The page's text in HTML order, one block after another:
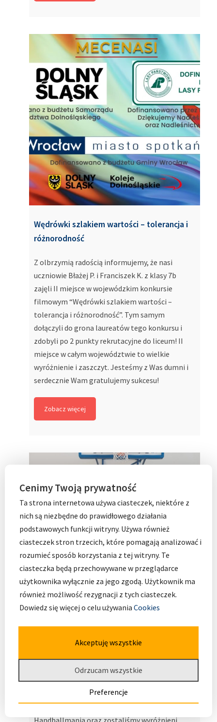
Wędrówki szlakiem wartości – tolerancja i
różnorodność
Z olbrzymią radością informujemy, że nasi
uczniowie Błażej P. i Franciszek K. z klasy 7b
zajęli II miejsce w wojewódzkim konkursie
filmowym “Wędrówki szlakiem wartości –
tolerancja i różnorodność”. Tym samym
dołączyli do grona laureatów tego konkursu i
zdobyli po 2 punkty rekrutacyjne do liceum! II
miejsce w całym województwie to wielkie
wyróżnienie i zaszczyt. Jesteśmy z Was dumni i
serdecznie Wam gratulujemy sukcesu!
Zobacz więcej
Aktywna Szkoła w Programie
Handballmania!
Z ogromną radością informujemy, że dziś
otrzymaliśmy podziękowanie od klubu Śląsk
Cenimy Twoją prywatność
Ta strona internetowa używa ciasteczek, niektóre z
nich są niezbędne do prawidłowego działania
podstawowych funkcji witryny. Używa również
ciasteczek stron trzecich, które pomagają analizować i
rozumieć sposób korzystania z tej witryny. Te
ciasteczka będą przechowywane w przeglądarce
użytkownika wyłącznie za jego zgodą. Użytkownik ma
również możliwość rezygnacji z tych ciasteczek.
Dowiedz się więcej o celu używania Cookies
Akceptuję wszystkie
Odrzucam wszystkie
Preferencje